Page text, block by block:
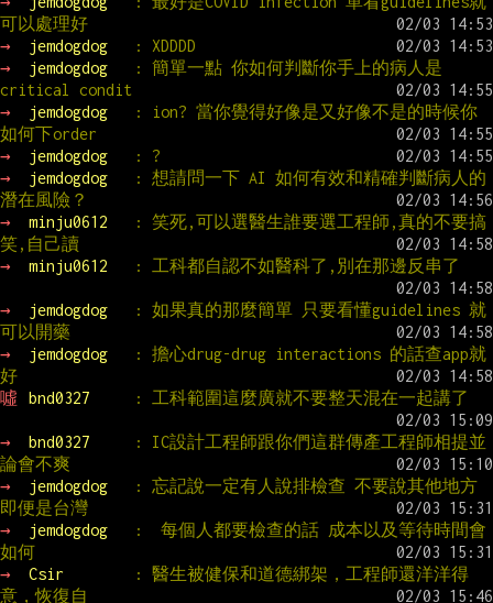
可以處理好
→
jemdogdog
: XDDDD
→
jemdogdog
: 簡單一點 你如何判斷你手上的病人是
critical condit
→
jemdogdog
: ion? 當你覺得好像是又好像不是的時候你
如何下order
→
jemdogdog
: ?
→
jemdogdog
: 想請問一下 AI 如何有效和精確判斷病人的
潛在風險？
→
minju0612
: 笑死,可以選醫生誰要選工程師,真的不要搞
笑,自己讀
→
minju0612 : 工科都自認不如醫科了,別在那邊反串了
→ jemdogdog
: 如果真的那麼簡單 只要看懂guidelines 就
可以開藥
→
jemdogdog
: 擔心drug-drug interactions 的話查app就
好
噓
bnd0327 : 工科範圍這麼廣就不要整天混在一起講了
→ bnd0327
: IC設計工程師跟你們這群傳產工程師相提並
論會不爽
→
jemdogdog
: 忘記說一定有人說排檢查 不要說其他地方
即便是台灣
→
jemdogdog
:  每個人都要檢查的話 成本以及等待時間會
如何
→
Csir
: 醫生被健保和道德綁架，工程師還洋洋得
意，恢復自